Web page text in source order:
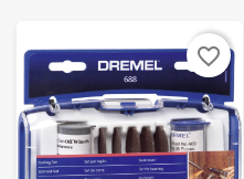
favorite_border